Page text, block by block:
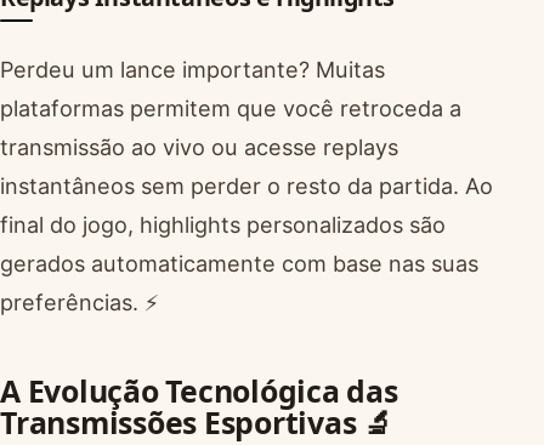
Perdeu um lance importante? Muitas
plataformas permitem que você retroceda a
transmissão ao vivo ou acesse replays
instantâneos sem perder o resto da partida. Ao
final do jogo, highlights personalizados são
gerados automaticamente com base nas suas
preferências. ⚡
A Evolução Tecnológica das
Transmissões Esportivas 🔬